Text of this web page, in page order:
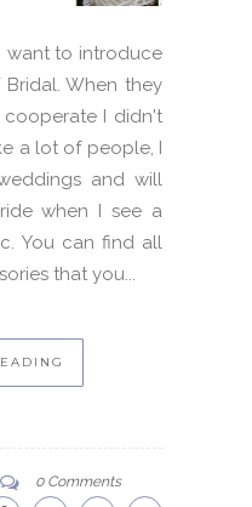
want to introduce
When they
I didn't
a lot of people, I
and will
when I see a
You can find all
that you...
0 Comments